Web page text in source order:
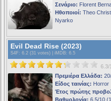
Σενάριο: Florent
Ηθοποιοί: Theo
Nyarko
Evil Dead Rise (2023)
S4F : 6.2 (31 votes) | iMDB: 6.5
6.3/
Πρεμιέρα Ελλάδα:
Είδος ταινίας: Horror
Έτος πρώτης
Βαθμολογία: 6.5/10